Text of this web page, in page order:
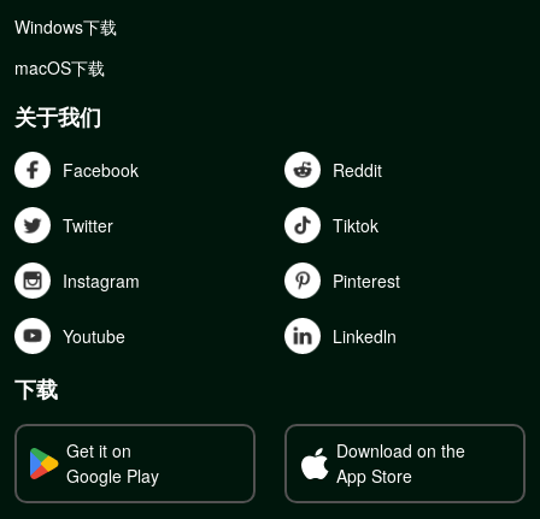
Windows下载
macOS下载
关于我们
Facebook Reddit
Twitter Tiktok
Instagram Pinterest
Youtube Linkedln
下载
Get it on
Google Play
Download on the
App Store